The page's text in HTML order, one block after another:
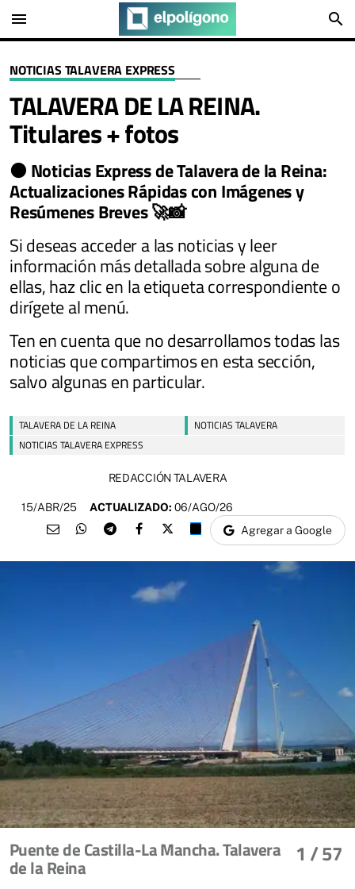
menu search
NOTICIAS TALAVERA EXPRESS
TALAVERA DE LA REINA.
Titulares + fotos
🟠 Noticias Express de Talavera de la Reina:
Actualizaciones Rápidas con Imágenes y
Resúmenes Breves​ 🚀📸
Si deseas acceder a las noticias y leer
información más detallada sobre alguna de
ellas, haz clic en la etiqueta correspondiente o
dirígete al menú.
Ten en cuenta que no desarrollamos todas las
noticias que compartimos en esta sección,
salvo algunas en particular.
TALAVERA DE LA REINA
NOTICIAS TALAVERA
NOTICIAS TALAVERA EXPRESS
REDACCIÓN TALAVERA
15/ABR/25 ACTUALIZADO: 06/AGO/26
Agregar a Google
1 / 57
Puente de Castilla-La Mancha. Talavera
de la Reina